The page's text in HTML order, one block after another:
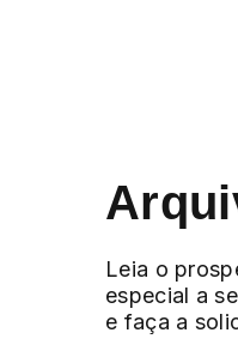
Leia o
especial a
e faça a